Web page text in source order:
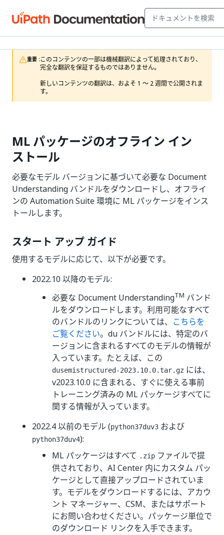
重要 :このコンテンツの一部は機械翻訳によって処理されており、
完全な翻訳を保証するものではありません。
新しいコンテンツの翻訳は、およそ 1 ～ 2 週間で公開されま
す。
ML パッケージのオフライン イン
ストール
必要なモデル バージョンに基づいて必要な Document
Understanding バンドルをダウンロードし、オフライ
ンの Automation Suite 環境に ML パッケージをインス
トールします。
スタート アップ ガイド
使用するモデルに応じて、以下が必要です。
2022.10 以降のモデル:
必要な Document UnderstandingTM バンド
ルをダウンロードします。利用可能なすべて
のバンドルのリンクについては、 こちらを
ご覧ください。du バンドルには、特定のバ
ージョンに含まれるすべてのモデルの情報が
入っています。たとえば、この
dusemistructured-2023.10.0.tar.gz には、
v2023.10.0 に含まれる、すぐに使える事前
トレーニング済みの ML パッケージすべてに
関する情報が入っています。
2022.4 以前のモデル (python37duv3 および
python37duv4):
ML パッケージはすべて .zip ファイルで提
供されており、AI Center 内にカスタム パッ
ケージとして直接アップロードされていま
す。モデルをダウンロードするには、アカウ
ント マネージャー、CSM、またはサポート
にお問い合わせください。パッケージ単位で
のダウンロード リンクを入手できます。